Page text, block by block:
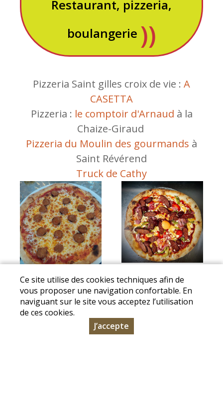
Restaurant, pizzeria,
boulangerie
Pizzeria Saint gilles croix de vie : A
CASETTA
Pizzeria : le comptoir d'Arnaud à la
Chaize-Giraud
Pizzeria du Moulin des gourmands à
Saint Révérend
Truck de Cathy
Ce site utilise des cookies techniques afin de
vous proposer une navigation confortable. En
naviguant sur le site vous acceptez l’utilisation
de ces cookies.
J’accepte